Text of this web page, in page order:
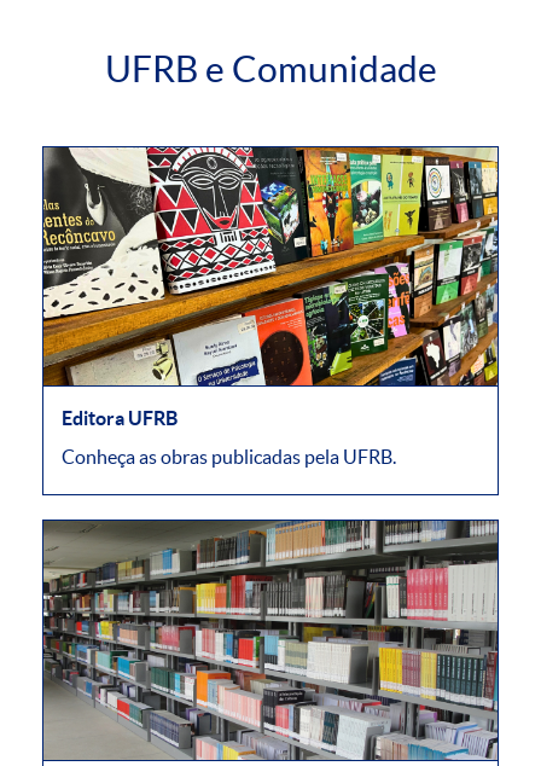
UFRB e Comunidade
Editora UFRB
Conheça as obras publicadas pela UFRB.